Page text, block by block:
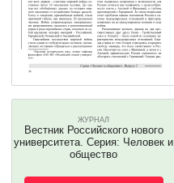
ЖУРНАЛ
Вестник Российского нового
университета. Серия: Человек и
общество